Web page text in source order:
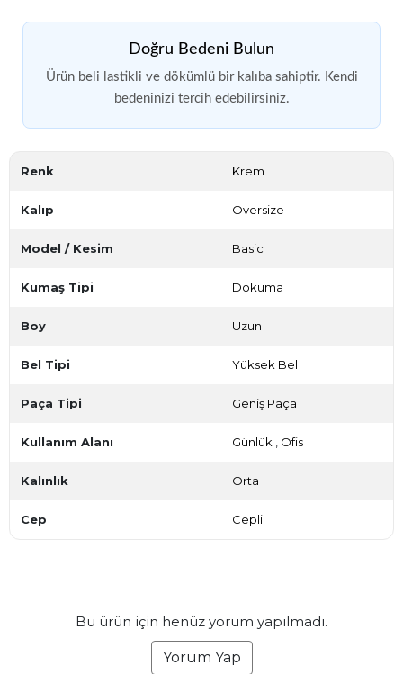
Doğru Bedeni Bulun
Ürün beli lastikli ve dökümlü bir kalıba sahiptir. Kendi
bedeninizi tercih edebilirsiniz.
Renk Krem
Kalıp Oversize
Model / Kesim Basic
Kumaş Tipi Dokuma
Boy Uzun
Bel Tipi Yüksek Bel
Paça Tipi Geniş Paça
Kullanım Alanı Günlük Ofis
Kalınlık Orta
Cep Cepli
Bu ürün için henüz yorum yapılmadı.
Yorum Yap